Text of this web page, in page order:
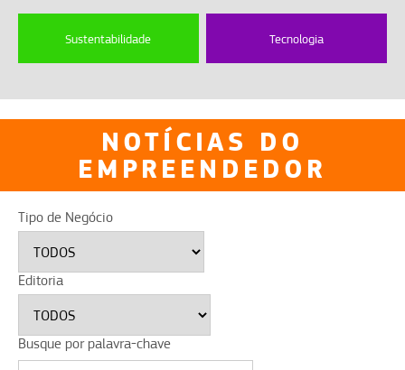
Sustentabilidade Tecnologia
NOTÍCIAS DO
EMPREENDEDOR
Tipo de Negócio
Editoria
Busque por palavra-chave